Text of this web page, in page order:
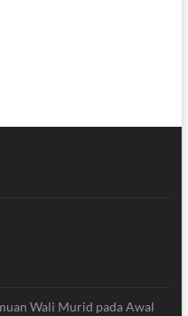
Wali Murid pada Awal